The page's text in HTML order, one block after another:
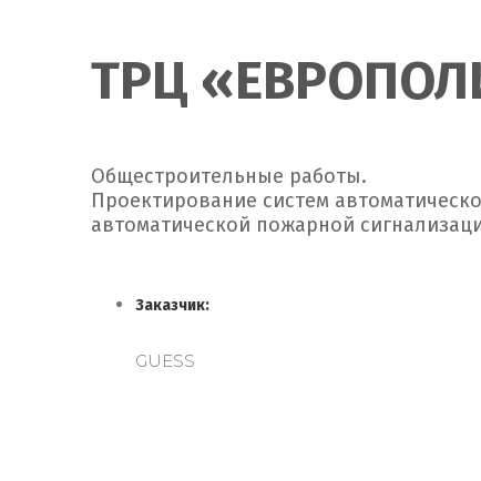
ТРЦ
Общестроительные работы.
Проектирование систем
автоматической пожарной
Заказчик:
GUESS